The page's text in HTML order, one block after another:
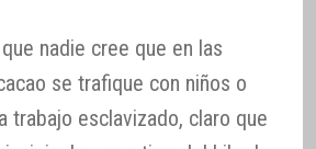
nadie cree que en las
se trafique con niños o
trabajo esclavizado, claro que